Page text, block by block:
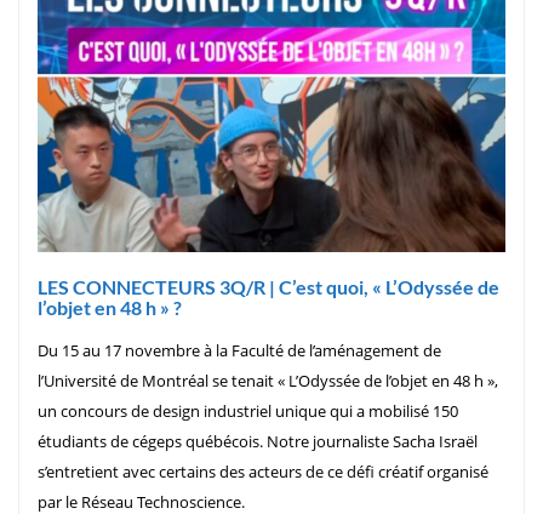
LES CONNECTEURS 3Q/R | C’est quoi, « L’Odyssée de
l’objet en 48 h » ?
Du 15 au 17 novembre à la Faculté de l’aménagement de
l’Université de Montréal se tenait « L’Odyssée de l’objet en 48 h »,
un concours de design industriel unique qui a mobilisé 150
étudiants de cégeps québécois. Notre journaliste Sacha Israël
s’entretient avec certains des acteurs de ce défi créatif organisé
par le Réseau Technoscience.